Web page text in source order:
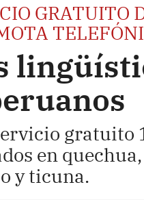
GRATUITO
gratuito
en
y ticuna.